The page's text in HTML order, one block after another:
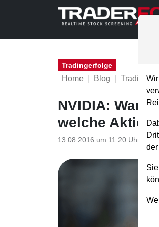
Tradingerfolge
Home Blog
NVIDIA:
welche Aktie
13.08.2016 um 11:20 Uhr